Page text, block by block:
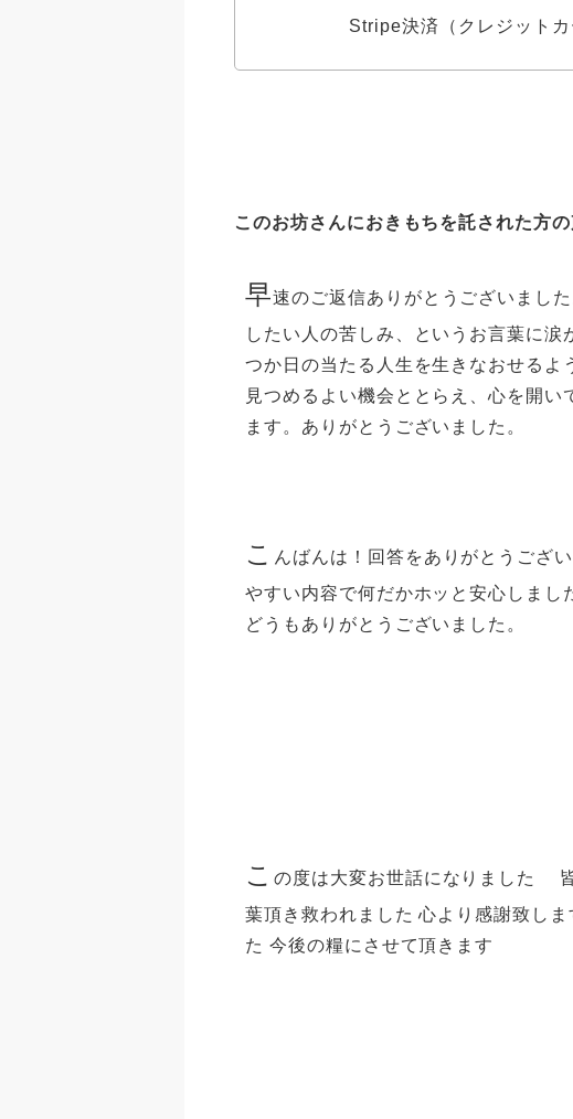
Stripe決済（クレジットカ
このお坊さんにおきもちを託された方
早速のご返信ありがとうございまし
したい人の苦しみ、というお言葉に涙
つか日の当たる人生を生きなおせるよ
見つめるよい機会ととらえ、心を開い
ます。ありがとうございました。
こ
んばんは！回答をありがとうござ
やすい内容で何だかホッと安心しまし
どうもありがとうございました。
こ の度は大変お世話になりました
葉頂き救われました 心より感謝致し
た 今後の糧にさせて頂きます